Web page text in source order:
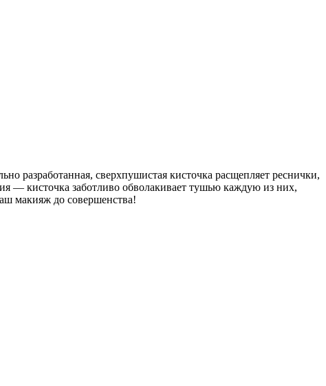
сверхпушистая кисточка расщепляет реснички,
— кисточка заботливо обволакивает тушью каждую из них,
макияж до совершенства!